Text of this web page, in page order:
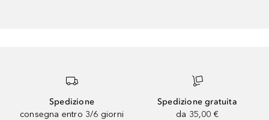
Spedizione
consegna entro 3/6 giorni
Spedizione gratuita
da 35,00 €